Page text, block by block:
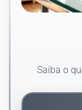
Saiba o